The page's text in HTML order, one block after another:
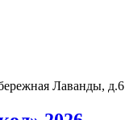
Лаванды, д.6